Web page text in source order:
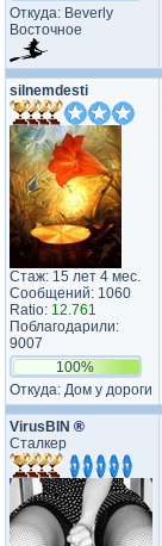
Откуда: Beverly
Восточное
silnemdesti
Стаж: 15 лет 4 мес.
Сообщений: 1060
Ratio: 12.761
Поблагодарили:
9007
100%
Откуда: Дом у дороги
VirusBIN ®
Сталкер